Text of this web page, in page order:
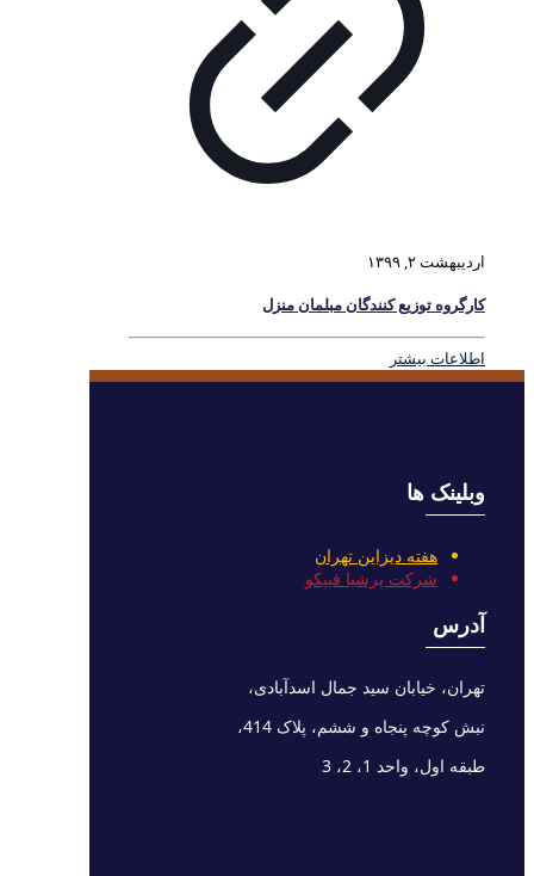
اردیبهشت ۲, ۱۳۹۹
کارگروه توزیع کنندگان مبلمان منزل
اطلاعات بیشتر
وبلینک ها
هفته دیزاین تهران
شرکت پرشیا فیپکو
آدرس
تهران، خیابان سید جمال اسدآبادی،
نبش کوچه پنجاه و ششم، پلاک 414،
طبقه اول، واحد 1، 2، 3